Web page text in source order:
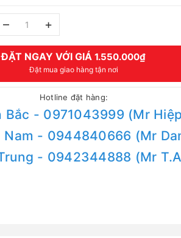
– +
ĐẶT NGAY VỚI GIÁ1.550.000₫
Đặt mua giao hàng tận nơi
Hotline đặt hàng:
Bắc - 0971043999 (Mr
Nam - 0944840666 (Mr
- 0942344888 (Mr